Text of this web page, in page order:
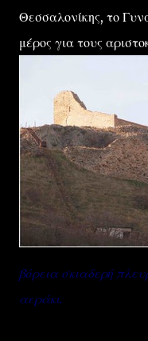
Θεσσαλονίκης, το
μέρος για τους
βόρεια σκιαδερή
αεράκι.